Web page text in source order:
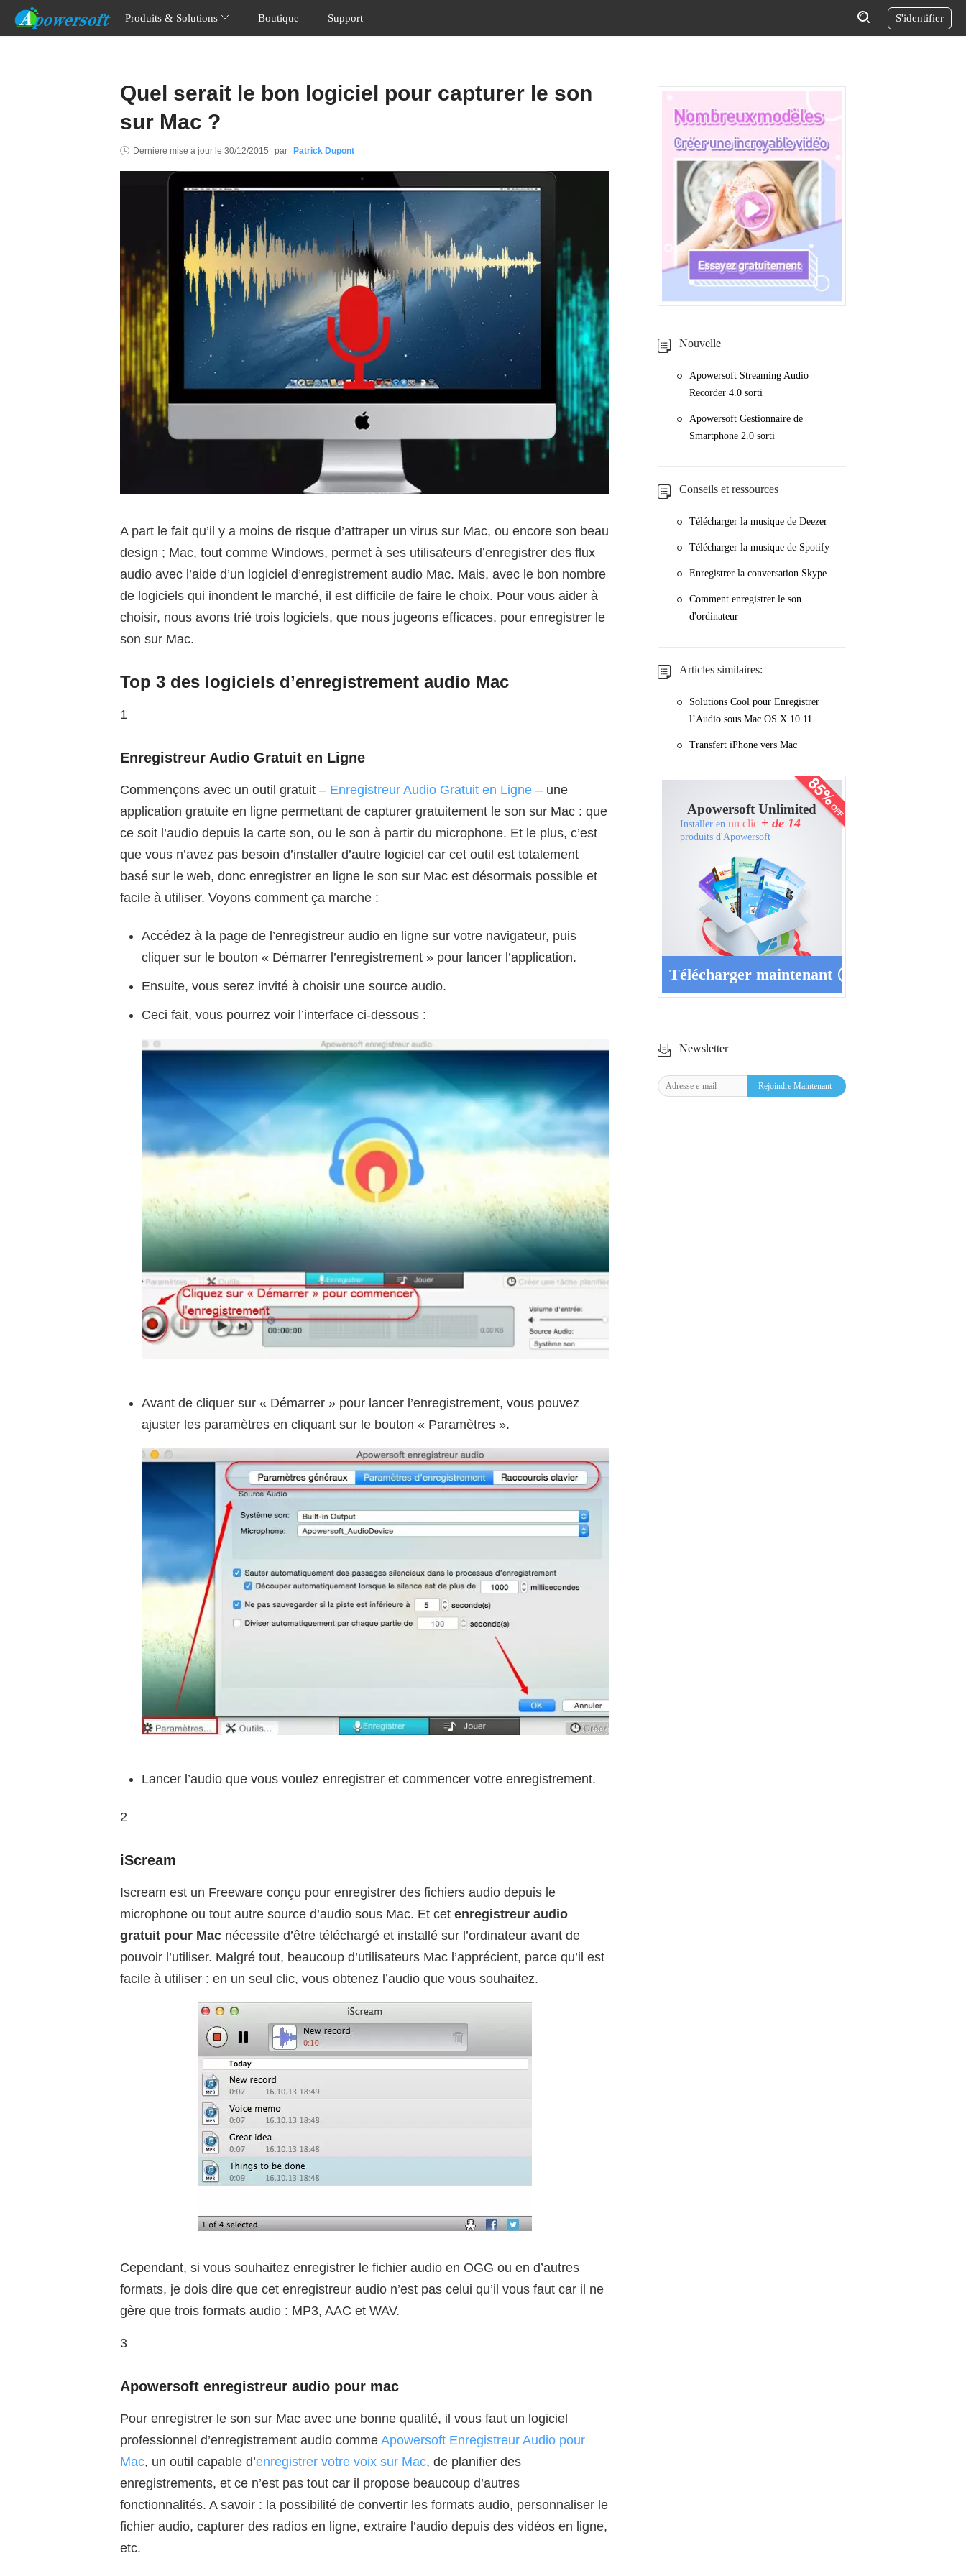
Produits & Solutions Boutique Support S'identifier
Quel serait le bon logiciel pour capturer le son
sur Mac ?
Dernière mise à jour le 30/12/2015 par Patrick Dupont
A part le fait qu’il y a moins de risque d’attraper un virus sur Mac, ou encore son beau
design ; Mac, tout comme Windows, permet à ses utilisateurs d’enregistrer des flux
audio avec l’aide d’un logiciel d’enregistrement audio Mac. Mais, avec le bon nombre
de logiciels qui inondent le marché, il est difficile de faire le choix. Pour vous aider à
choisir, nous avons trié trois logiciels, que nous jugeons efficaces, pour enregistrer le
son sur Mac.
Top 3 des logiciels d’enregistrement audio Mac
1
Enregistreur Audio Gratuit en Ligne
Commençons avec un outil gratuit – Enregistreur Audio Gratuit en Ligne – une
application gratuite en ligne permettant de capturer gratuitement le son sur Mac : que
ce soit l’audio depuis la carte son, ou le son à partir du microphone. Et le plus, c’est
que vous n’avez pas besoin d’installer d’autre logiciel car cet outil est totalement
basé sur le web, donc enregistrer en ligne le son sur Mac est désormais possible et
facile à utiliser. Voyons comment ça marche :
Accédez à la page de l’enregistreur audio en ligne sur votre navigateur, puis
cliquer sur le bouton « Démarrer l’enregistrement » pour lancer l’application.
Ensuite, vous serez invité à choisir une source audio.
Ceci fait, vous pourrez voir l’interface ci-dessous :
Avant de cliquer sur « Démarrer » pour lancer l’enregistrement, vous pouvez
ajuster les paramètres en cliquant sur le bouton « Paramètres ».
Lancer l’audio que vous voulez enregistrer et commencer votre enregistrement.
2
iScream
Iscream est un Freeware conçu pour enregistrer des fichiers audio depuis le
microphone ou tout autre source d’audio sous Mac. Et cet enregistreur audio
gratuit pour Mac nécessite d’être téléchargé et installé sur l’ordinateur avant de
pouvoir l’utiliser. Malgré tout, beaucoup d’utilisateurs Mac l’apprécient, parce qu’il est
facile à utiliser : en un seul clic, vous obtenez l’audio que vous souhaitez.
Cependant, si vous souhaitez enregistrer le fichier audio en OGG ou en d’autres
formats, je dois dire que cet enregistreur audio n’est pas celui qu’il vous faut car il ne
gère que trois formats audio : MP3, AAC et WAV.
3
Apowersoft enregistreur audio pour mac
Pour enregistrer le son sur Mac avec une bonne qualité, il vous faut un logiciel
professionnel d’enregistrement audio comme Apowersoft Enregistreur Audio pour
Mac, un outil capable d’enregistrer votre voix sur Mac, de planifier des
enregistrements, et ce n’est pas tout car il propose beaucoup d’autres
fonctionnalités. A savoir : la possibilité de convertir les formats audio, personnaliser le
fichier audio, capturer des radios en ligne, extraire l’audio depuis des vidéos en ligne,
etc.
Nouvelle
Apowersoft Streaming Audio
Recorder 4.0 sorti
Apowersoft Gestionnaire de
Smartphone 2.0 sorti
Conseils et ressources
Télécharger la musique de Deezer
Télécharger la musique de Spotify
Enregistrer la conversation Skype
Comment enregistrer le son
d'ordinateur
Articles similaires:
Solutions Cool pour Enregistrer
l’Audio sous Mac OS X 10.11
Transfert iPhone vers Mac
Télécharger maintenant
Apowersoft Unlimited
Installer en un clic + de 14
produits d'Apowersoft
Newsletter
Rejoindre Maintenant